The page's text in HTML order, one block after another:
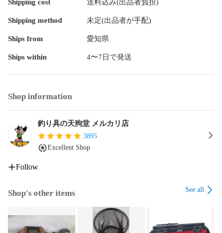
Shipping cost 送料込み(出品者負担)
Shipping method 未定(出品者が手配)
Ships from 愛知県
Ships within 4〜7日で発送
Shop information
釣り具の天狗堂 メルカリ店
3895
Excellent Shop
Follow
Shop's other items See all